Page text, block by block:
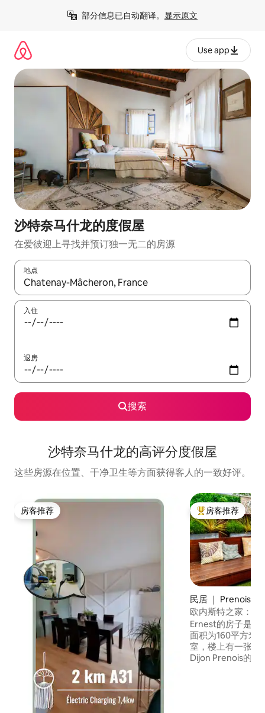
部分信息已自动翻译。 显示原文
Use app
沙特奈马什龙的度假屋
在爱彼迎上寻找并预订独一无二的房源
地点
如有搜索结果，请使用上下方向键查看，或通过点击或滑动手势
入住
退房
搜索
沙特奈马什龙的高评分度假屋
这些房源在位置、干净卫生等方面获得客人的一致好评。
房客推荐
房客推荐 热门「房客推荐」
房客推荐
民居 ｜ Prenois
欧内斯特之家：
Ernest的房子是一
面积为160平方米
室，楼上有一张沙发床）
Dijon Prenois的合